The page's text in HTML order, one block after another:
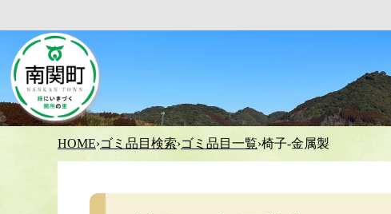
HOME›ゴミ品目検索›ゴミ品目一覧›椅子-金属製